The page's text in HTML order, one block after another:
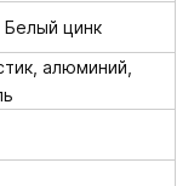
цинк
алюминий,